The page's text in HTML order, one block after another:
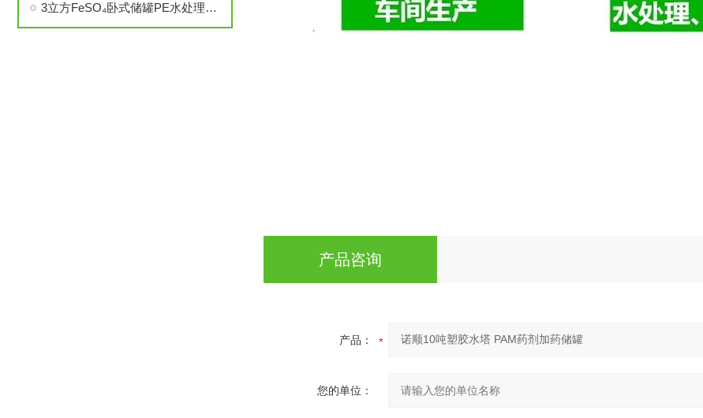
3立方FeSO₄卧式储罐PE水处理加药
产品咨询
产品：
您的单位：